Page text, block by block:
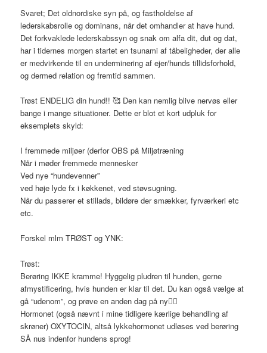
Svaret; Det oldnordiske syn på, og fastholdelse af
lederskabsrolle og dominans, når det omhandler at have hund.
Det forkvaklede lederskabssyn og snak om alfa dit, dut og dat,
har i tidernes morgen startet en tsunami af tåbeligheder, der alle
er medvirkende til en underminering af ejer/hunds tillidsforhold,
og dermed relation og fremtid sammen.
Trøst ENDELIG din hund!!🥰 Den kan nemlig blive nervøs eller
bange i mange situationer. Dette er blot et kort udpluk for
eksemplets skyld:
I fremmede miljøer (derfor OBS på Miljøtræning
Når i møder fremmede mennesker
Ved nye “hundevenner”
ved høje lyde fx i køkkenet, ved støvsugning.
Når du passerer et stillads, bildøre der smækker, fyrværkeri etc
etc.
Forskel mlm TRØST og YNK:
Trøst:
Berøring IKKE kramme! Hyggelig pludren til hunden, gerne
afmystificering, hvis hunden er klar til det. Du kan også vælge at
gå “udenom”, og prøve en anden dag på ny👍🏿
Hormonet (også nævnt i mine tidligere kærlige behandling af
skrøner) OXYTOCIN, altså lykkehormonet udløses ved berøring
SÅ nus indenfor hundens sprog!